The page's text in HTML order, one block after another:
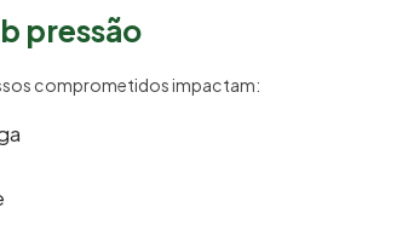
pressão
comprometidos impactam: